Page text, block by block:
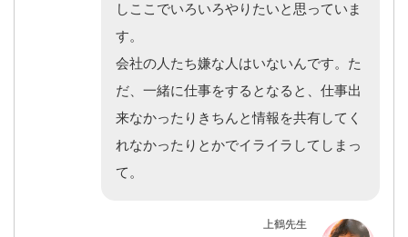
しここでいろいろやりたいと思っていま
す。
会社の人たち嫌な人はいないんです。た
だ、一緒に仕事をするとなると、仕事出
来なかったりきちんと情報を共有してく
れなかったりとかでイライラしてしまっ
て。
上鶴先生